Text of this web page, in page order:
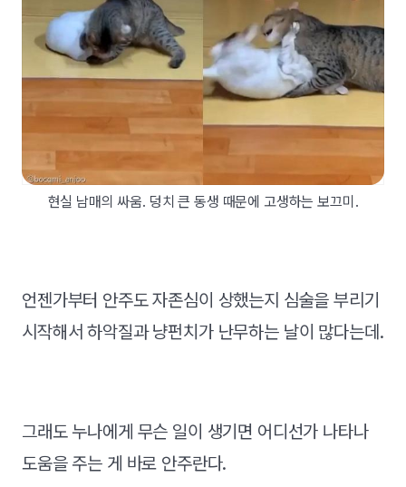
현실 남매의 싸움. 덩치 큰 동생 때문에 고생하는 보끄미.
언젠가부터 안주도 자존심이 상했는지 심술을 부리기
시작해서 하악질과 냥펀치가 난무하는 날이 많다는데.
그래도 누나에게 무슨 일이 생기면 어디선가 나타나
도움을 주는 게 바로 안주란다.